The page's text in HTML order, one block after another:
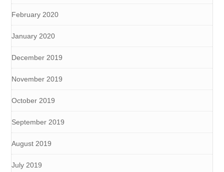
February 2020
January 2020
December 2019
November 2019
October 2019
September 2019
August 2019
July 2019